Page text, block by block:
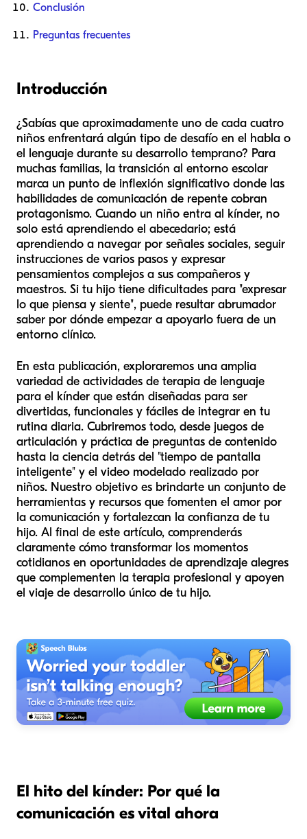
Conclusión
Preguntas frecuentes
Introducción
¿Sabías que aproximadamente uno de cada cuatro
niños enfrentará algún tipo de desafío en el habla o
el lenguaje durante su desarrollo temprano? Para
muchas familias, la transición al entorno escolar
marca un punto de inflexión significativo donde las
habilidades de comunicación de repente cobran
protagonismo. Cuando un niño entra al kínder, no
solo está aprendiendo el abecedario; está
aprendiendo a navegar por señales sociales, seguir
instrucciones de varios pasos y expresar
pensamientos complejos a sus compañeros y
maestros. Si tu hijo tiene dificultades para "expresar
lo que piensa y siente", puede resultar abrumador
saber por dónde empezar a apoyarlo fuera de un
entorno clínico.
En esta publicación, exploraremos una amplia
variedad de actividades de terapia de lenguaje
para el kínder que están diseñadas para ser
divertidas, funcionales y fáciles de integrar en tu
rutina diaria. Cubriremos todo, desde juegos de
articulación y práctica de preguntas de contenido
hasta la ciencia detrás del "tiempo de pantalla
inteligente" y el video modelado realizado por
niños. Nuestro objetivo es brindarte un conjunto de
herramientas y recursos que fomenten el amor por
la comunicación y fortalezcan la confianza de tu
hijo. Al final de este artículo, comprenderás
claramente cómo transformar los momentos
cotidianos en oportunidades de aprendizaje alegres
que complementen la terapia profesional y apoyen
el viaje de desarrollo único de tu hijo.
El hito del kínder: Por qué la
comunicación es vital ahora